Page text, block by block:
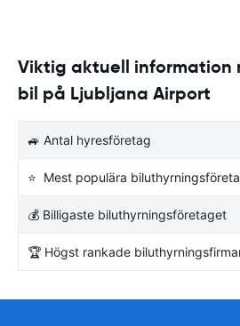
Viktig aktuell information
bil på Ljubljana Airport
🚙 Antal hyresföretag
⭐ Mest populära
💰 Billigaste biluthyrningsföretaget
🏆 Högst rankade